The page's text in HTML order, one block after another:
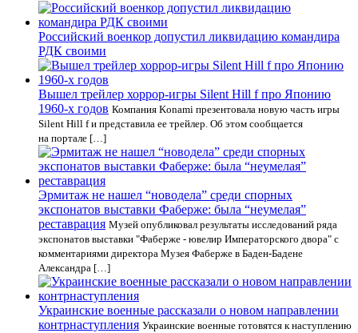
Российский военкор допустил ликвидацию командира
РДК своими
Вышел трейлер хоррор-игры Silent Hill f про Японию
1960-х годов Компания Konami презентовала новую часть игры
Silent Hill f и представила ее трейлер. Об этом сообщается
на портале […]
Эрмитаж не нашел “новодела” среди спорных
экспонатов выставки Фаберже: была “неумелая”
реставрация Музей опубликовал результаты исследований ряда
экспонатов выставки "Фаберже - ювелир Императорского двора" с
комментариями директора Музея Фаберже в Баден-Бадене
Александра […]
Украинские военные рассказали о новом направлении
контрнаступления Украинские военные готовятся к наступлению